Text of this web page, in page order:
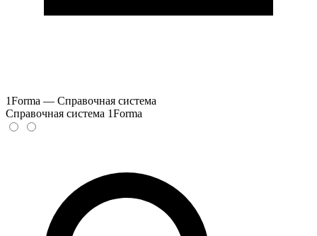
1Forma — Справочная система
Справочная система 1Forma